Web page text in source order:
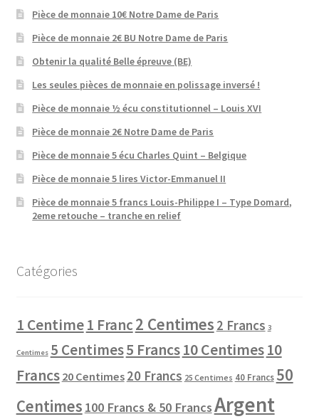
Pièce de monnaie 10€ Notre Dame de Paris
Pièce de monnaie 2€ BU Notre Dame de Paris
Obtenir la qualité Belle épreuve (BE)
Les seules pièces de monnaie en polissage inversé !
Pièce de monnaie ½ écu constitutionnel – Louis XVI
Pièce de monnaie 2€ Notre Dame de Paris
Pièce de monnaie 5 écu Charles Quint – Belgique
Pièce de monnaie 5 lires Victor-Emmanuel II
Pièce de monnaie 5 francs Louis-Philippe I – Type Domard,
2eme retouche – tranche en relief
Catégories
1 Centime1 Franc2 Centimes 2 Francs 3
Centimes 5 Centimes5 Francs10 Centimes10
Francs 20 Centimes 20 Francs 25 Centimes 40 Francs 50
Centimes 100 Francs & 50 FrancsArgent